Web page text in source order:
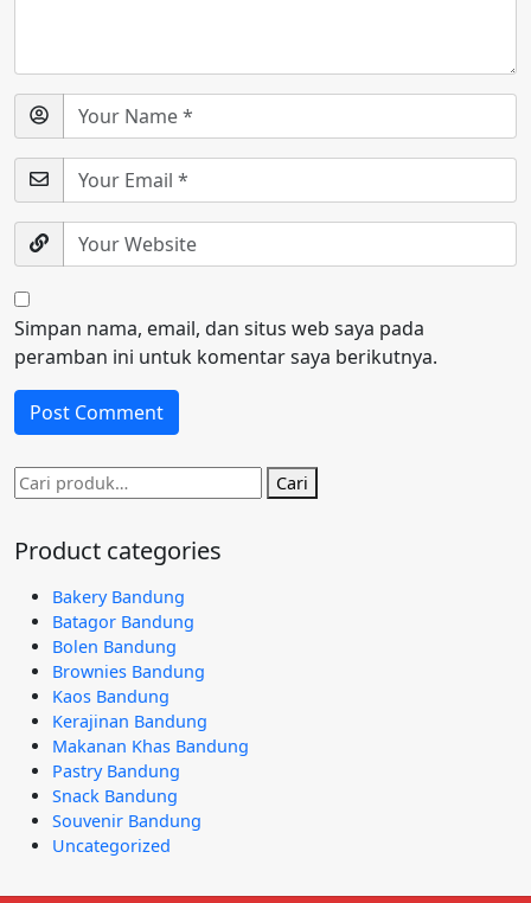
Simpan nama, email, dan situs web saya pada
peramban ini untuk komentar saya berikutnya.
Pencarian
untuk:
Cari
Product categories
Bakery Bandung
Batagor Bandung
Bolen Bandung
Brownies Bandung
Kaos Bandung
Kerajinan Bandung
Makanan Khas Bandung
Pastry Bandung
Snack Bandung
Souvenir Bandung
Uncategorized